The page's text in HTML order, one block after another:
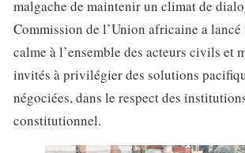
malgache de maintenir un climat de
Commission de l’Union africaine a lancé
calme à l’ensemble des acteurs civils et
invités à privilégier des solutions
négociées, dans le respect des
constitutionnel.